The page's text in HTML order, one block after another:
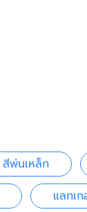
สีพ่นเหล็ก
แลกเ